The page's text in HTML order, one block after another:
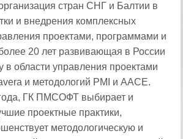
стран СНГ и Балтии в
и внедрения комплексных
проектами, программами и
20 лет развивающая в России
в области управления проектами
и методологий PMI и AACE.
ГК ПМСОФТ выбирает и
проектные практики,
методологическую и